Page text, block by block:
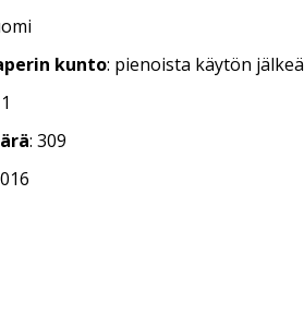
kunto: pienoista käytön jälkeä
: 309